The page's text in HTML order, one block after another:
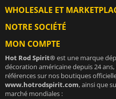
WHOLESALE ET
NOTRE SOCIÉTÉ
MON COMPTE
Hot Rod Spirit®est une marque
décoration américaine depuis 24
références sur nos boutiques
www.hotrodspirit.com, ainsi que
marché mondiales :